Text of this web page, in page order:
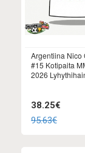
Argentiina Nico
#15 Kotipaita
2026
38.25€
95.63€